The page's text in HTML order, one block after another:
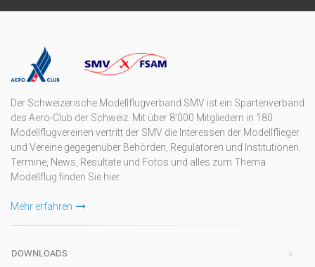
Der Schweizerische Modellflugverband SMV ist ein Spartenverband
des Aero-Club der Schweiz. Mit über 8'000 Mitgliedern in 180
Modellflugvereinen vertritt der SMV die Interessen der Modellflieger
und Vereine gegegenüber Behörden, Regulatoren und Institutionen.
Termine, News, Resultate und Fotos und alles zum Thema
Modellflug finden Sie hier.
Mehr erfahren
DOWNLOADS